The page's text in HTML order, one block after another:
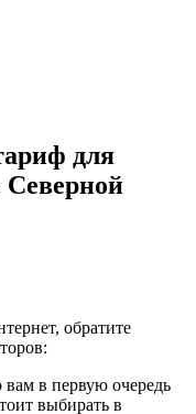
для
Северной
обратите
вам в первую очередь
выбирать в